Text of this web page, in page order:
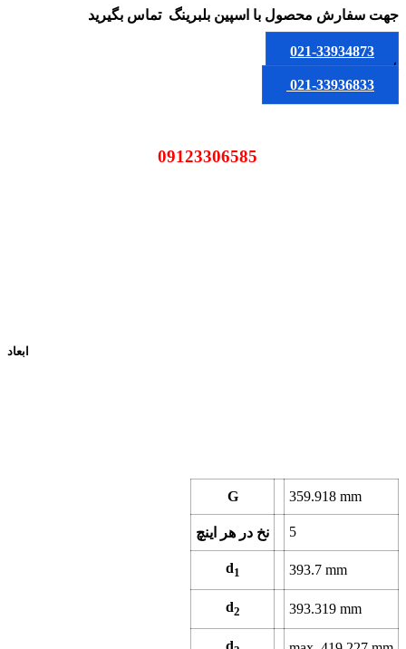
جهت سفارش محصول با اسپین بلبرینگ تماس بگیرید
021-33934873
یا
021-33936833
ابعاد
G 359.918 mm
نخ در هر اینچ 5
d1 393.7 mm
d2 393.319 mm
d